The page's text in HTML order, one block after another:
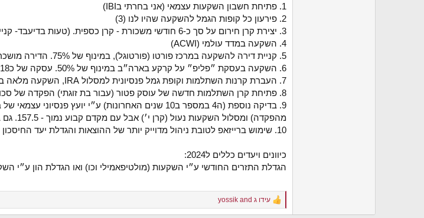
1. פתיחת חשבון השקעות עצמאי (אני בחרתי בIBI)
2. פירעון כל קופות הגמל להשקעה שהיו לנו (3)
3. יצירת קרן חירום על סך כ-6 חודשי משכורת - קרן כספית. (טעות בדיעבד- קניית הכספית בחשבון השקעות במקום בבנק - ללא עמלות כלל)
4. השקעה במדד עולמי (ACWI)
5. קניית דירה להשקעה במרכז פורטו (פורטוגל), במינוף של 75%. הדירה מושכרת עם תשואה של כ6%, ומייצרת תזרים חיובי (קל) אחרי החזרי משכנתא ביטוחים וכו.
6. השקעה בעסקת ״פליפ״ על קרקע בארה״ב במינוף של 50%. עסקה של כ18 חודש עם צפי לתשואה של 30%+
7. העברת קרנות השתלמות וקופת גמל פנסיונית למסלול IRA, השקעה מלאה במדדים (ACWI)
8. פתיחת קרן השתלמות חדשה של עוסק פטור (עבור בת זוגתי) הפקדה של סכום עד תיקרה שנתית, השקעה במסלול מחקה S&P.
מהפקדה) ומסלול השקעות נעול (קרן י׳) אבל עם מקדם קבוע נמוך - 157.5. גם בדיקה זו העלתה שלא כדאי לשנות למרות העלות הגבוה של דמי הניהול.
10. שימוש ברייזאפ לטובת ניהול מדוייק יותר של ההוצאות והגדלת יעד החיסכון החודשי (שיופקד בהשקעה במדד, סעיף#4)
כיוונים ויעדים כללים ל2024:
הגדלת התזרים החודשי ע״י השקעות (מולטיפאמילי וכו) ואו הגדלת הון ע״י
R
e
עידו ג yossik